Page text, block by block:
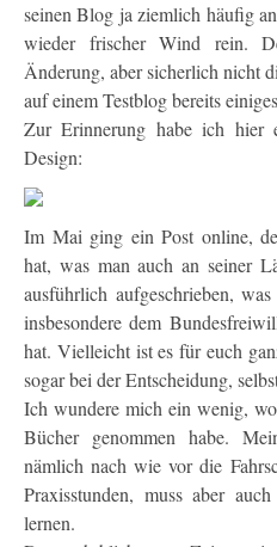
seinen Blog ja ziemlich häufig
wieder frischer Wind rein.
Änderung, aber sicherlich nicht
auf einem Testblog bereits
Zur Erinnerung habe ich hier
Design:
Im Mai ging ein Post online,
hat, was man auch an seiner
ausführlich aufgeschrieben,
insbesondere dem
hat. Vielleicht ist es für euch
sogar bei der Entscheidung,
Ich wundere mich ein wenig,
Bücher genommen habe.
nämlich nach wie vor die
Praxisstunden, muss aber
lernen.